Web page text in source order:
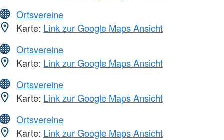
Ortsvereine
Karte: Link zur Google Maps Ansicht
Ortsvereine
Karte: Link zur Google Maps Ansicht
Ortsvereine
Karte: Link zur Google Maps Ansicht
Ortsvereine
Karte: Link zur Google Maps Ansicht